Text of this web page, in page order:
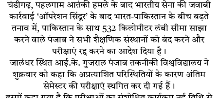
चंडीगढ़, पहलगाम आतंकी हमले के बाद भारतीय सेना की जवाबी
कार्रवाई ‘ऑपरेशन सिंदूर’ के बाद भारत-पाकिस्तान के बीच बढ़ते
तनाव में, पाकिस्तान के साथ 532 किलोमीटर लंबी सीमा साझा
करने वाले पंजाब ने सभी शैक्षणिक संस्थानों को बंद करने और
परीक्षाएं रद्द करने का आदेश दिया है।
जालंधर स्थित आई.के. गुजराल पंजाब तकनीकी विश्वविद्यालय ने
शुक्रवार को कहा कि अप्रत्याशित परिस्थितियों के कारण अंतिम
सेमेस्टर की परीक्षाएं स्थगित कर दी गई हैं।